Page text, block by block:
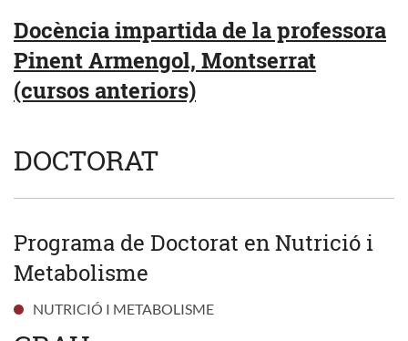
Docència impartida de la professora
Pinent Armengol, Montserrat
(cursos anteriors)
DOCTORAT
Programa de Doctorat en Nutrició i
Metabolisme
NUTRICIÓ I METABOLISME